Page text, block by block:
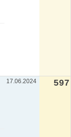
17.06.2024 597